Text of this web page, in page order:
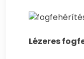
Lézeres